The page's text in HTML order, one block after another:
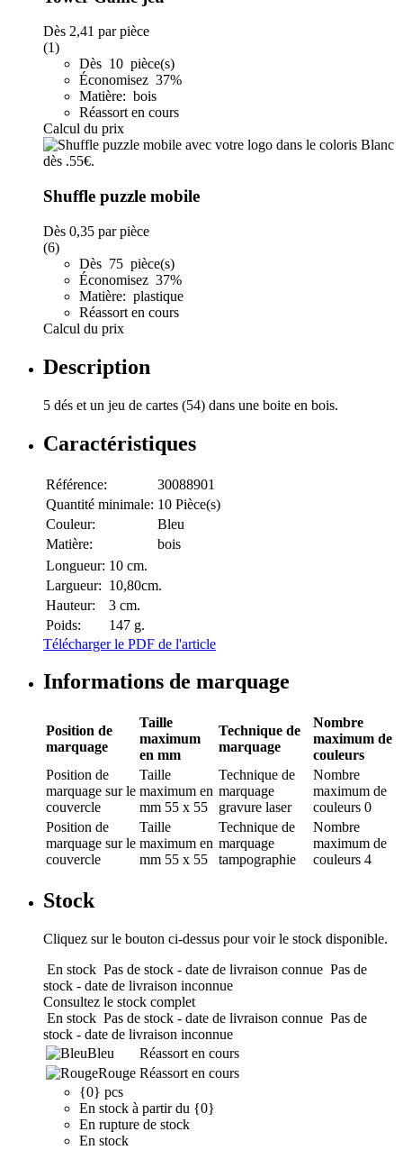
Dès 2,41 par pièce
(1)
Dès 10 pièce(s)
Économisez 37%
Matière: bois
Réassort en cours
Calcul du prix
Shuffle puzzle mobile
Dès 0,35 par pièce
(6)
Dès 75 pièce(s)
Économisez 37%
Matière: plastique
Réassort en cours
Calcul du prix
Description
5 dés et un jeu de cartes (54) dans une boite en bois.
Caractéristiques
Référence:
30088901
Quantité minimale: 10 Pièce(s)
Couleur:
Bleu
Matière:
bois
Longueur: 10 cm.
Largueur: 10,80cm.
Hauteur:
3 cm.
Poids:
147 g.
Télécharger le PDF de l'article
Informations de marquage
Position de
marquage
Taille
maximum
en mm
Technique de
marquage
Nombre
maximum de
couleurs
Position de
marquage sur le
couvercle
Taille
maximum en
mm 55 x 55
Technique de
marquage
gravure laser
Nombre
maximum de
couleurs 0
Position de
marquage sur le
couvercle
Taille
maximum en
mm 55 x 55
Technique de
marquage
tampographie
Nombre
maximum de
couleurs 4
Stock
Cliquez sur le bouton ci-dessus pour voir le stock disponible.
En stock Pas de stock - date de livraison connue Pas de
stock - date de livraison inconnue
Consultez le stock complet
En stock Pas de stock - date de livraison connue Pas de
stock - date de livraison inconnue
Bleu
Réassort en cours
Rouge Réassort en cours
{0} pcs
En stock à partir du {0}
En rupture de stock
En stock